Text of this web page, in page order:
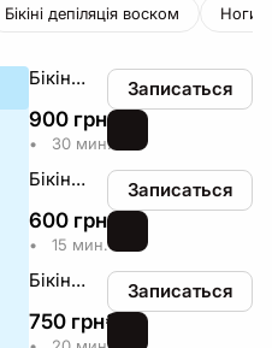
Бікіні депіляція воском Ноги
Бікіні глибоке
900 грн₴
• 30 мин.
Записаться
Бікіні класика
600 грн₴
• 15 мин.
Записаться
Бікіні середнє
750 грн₴
Записаться